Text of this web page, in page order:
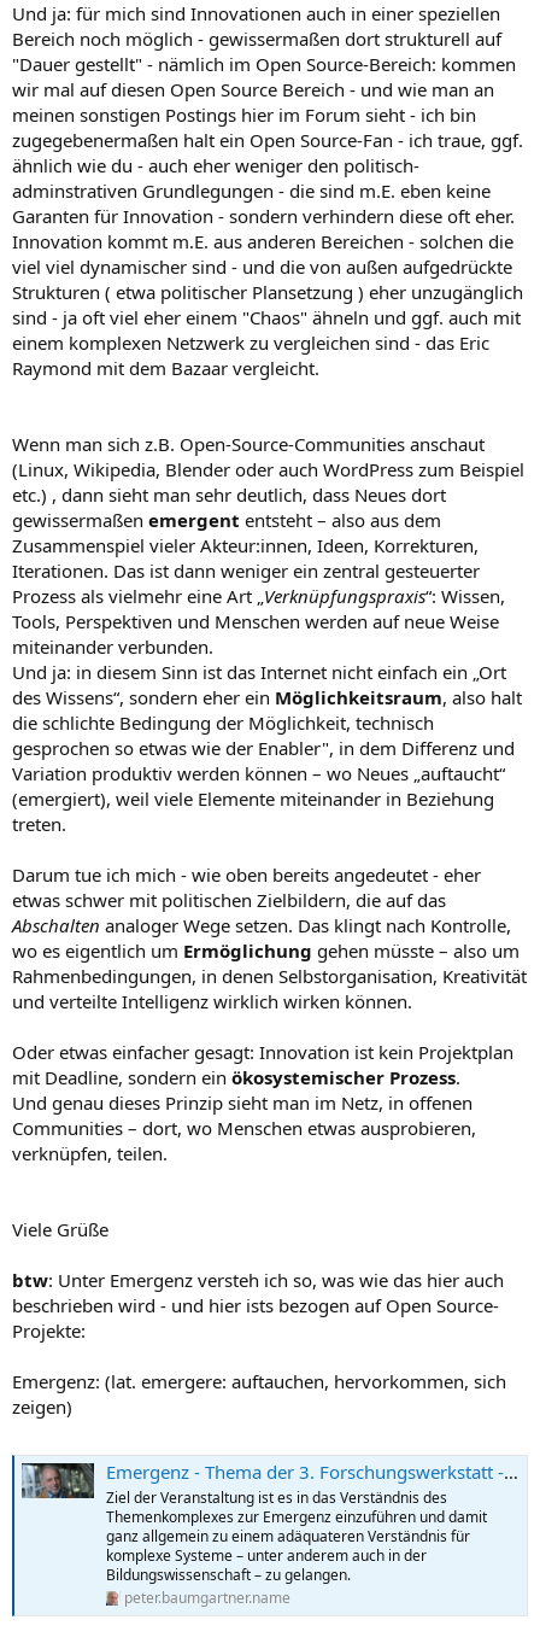
Und ja: für mich sind Innovationen auch in einer speziellen
Bereich noch möglich - gewissermaßen dort strukturell auf
"Dauer gestellt" - nämlich im Open Source-Bereich: kommen
wir mal auf diesen Open Source Bereich - und wie man an
meinen sonstigen Postings hier im Forum sieht - ich bin
zugegebenermaßen halt ein Open Source-Fan - ich traue, ggf.
ähnlich wie du - auch eher weniger den politisch-
adminstrativen Grundlegungen - die sind m.E. eben keine
Garanten für Innovation - sondern verhindern diese oft eher.
Innovation kommt m.E. aus anderen Bereichen - solchen die
viel viel dynamischer sind - und die von außen aufgedrückte
Strukturen ( etwa politischer Plansetzung ) eher unzugänglich
sind - ja oft viel eher einem "Chaos" ähneln und ggf. auch mit
einem komplexen Netzwerk zu vergleichen sind - das Eric
Raymond mit dem Bazaar vergleicht.
Wenn man sich z.B. Open-Source-Communities anschaut
(Linux, Wikipedia, Blender oder auch WordPress zum Beispiel
etc.) , dann sieht man sehr deutlich, dass Neues dort
gewissermaßen emergent entsteht – also aus dem
Zusammenspiel vieler Akteur:innen, Ideen, Korrekturen,
Iterationen. Das ist dann weniger ein zentral gesteuerter
Prozess als vielmehr eine Art „Verknüpfungspraxis“: Wissen,
Tools, Perspektiven und Menschen werden auf neue Weise
miteinander verbunden.
Und ja: in diesem Sinn ist das Internet nicht einfach ein „Ort
des Wissens“, sondern eher ein Möglichkeitsraum, also halt
die schlichte Bedingung der Möglichkeit, technisch
gesprochen so etwas wie der Enabler", in dem Differenz und
Variation produktiv werden können – wo Neues „auftaucht“
(emergiert), weil viele Elemente miteinander in Beziehung
treten.
Darum tue ich mich - wie oben bereits angedeutet - eher
etwas schwer mit politischen Zielbildern, die auf das
Abschalten analoger Wege setzen. Das klingt nach Kontrolle,
wo es eigentlich um Ermöglichung gehen müsste – also um
Rahmenbedingungen, in denen Selbstorganisation, Kreativität
und verteilte Intelligenz wirklich wirken können.
Oder etwas einfacher gesagt: Innovation ist kein Projektplan
mit Deadline, sondern ein ökosystemischer Prozess.
Und genau dieses Prinzip sieht man im Netz, in offenen
Communities – dort, wo Menschen etwas ausprobieren,
verknüpfen, teilen.
Viele Grüße
btw: Unter Emergenz versteh ich so, was wie das hier auch
beschrieben wird - und hier ists bezogen auf Open Source-
Projekte:
Emergenz: (lat. emergere: auftauchen, hervorkommen, sich
zeigen)
Emergenz - Thema der 3. Forschungswerkstatt - Gedankensplitter
Ziel der Veranstaltung ist es in das Verständnis des
Themenkomplexes zur Emergenz einzuführen und damit
ganz allgemein zu einem adäquateren Verständnis für
komplexe Systeme – unter anderem auch in der
Bildungswissenschaft – zu gelangen.
peter.baumgartner.name